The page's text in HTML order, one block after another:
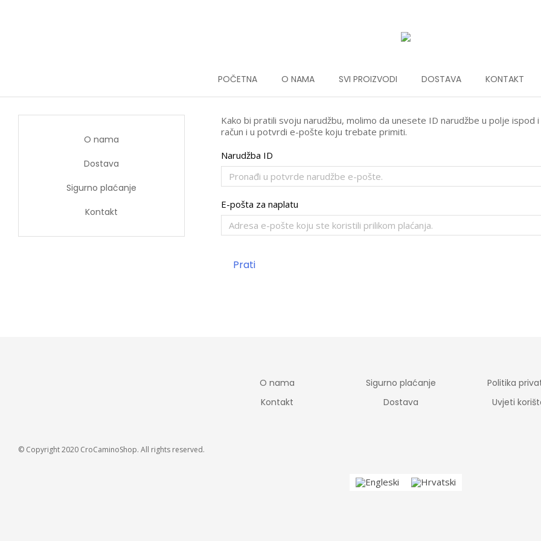
POČETNA O NAMA SVI PROIZVODI DOSTAVA KONTAKT
O nama
Dostava
Sigurno plaćanje
Kontakt
Kako bi pratili svoju narudžbu, molimo da unesete ID narudžbe u polje
račun i u potvrdi e-pošte koju trebate primiti.
Narudžba ID
E-pošta za naplatu
Prati
O nama
Kontakt
Sigurno plaćanje
Dostava
Politika
Uvjeti
© Copyright 2020 CroCaminoShop. All rights reserved.